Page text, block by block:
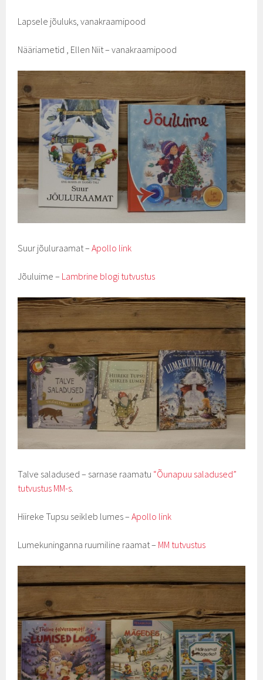
Lapsele jõuluks, vanakraamipood
Nääriametid , Ellen Niit – vanakraamipood
Suur jõuluraamat –Apollo link
Jõuluime – Lambrine blogi tutvustus
Talve saladused – sarnase raamatu “Õunapuu saladused”
tutvustus MM-s
Hiireke Tupsu seikleb lumes –Apollo link
Lumekuninganna ruumiline raamat – MM tutvustus